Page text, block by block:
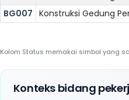
BG007 Konstruksi Gedung
Kolom Status memakai simbol yang
Konteks bidang